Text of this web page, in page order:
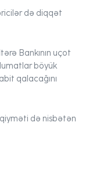
də diqqət
Bankının uçot
böyük
qalacağını
də nisbətən